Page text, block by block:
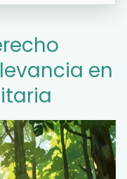
en